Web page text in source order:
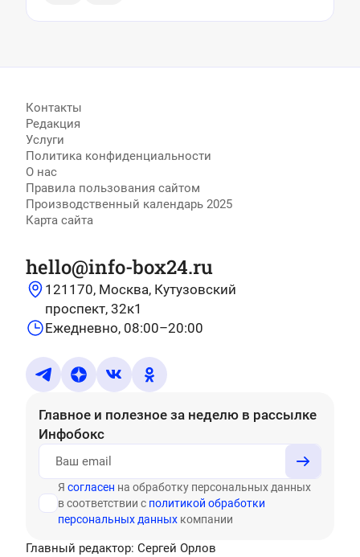
Контакты
Редакция
Услуги
Политика конфиденциальности
О нас
Правила пользования сайтом
Производственный календарь 2025
Карта сайта
hello@info-box24.ru
121170, Москва, Кутузовский
проспект, 32к1
Ежедневно, 08:00–20:00
Главное и полезное за неделю в рассылке
Инфобокс
Я согласен на обработку персональных данных
в соответствии с политикой обработки
персональных данных компании
Главный редактор: Сергей Орлов